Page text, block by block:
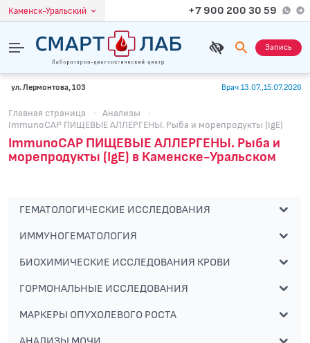
Каменск-Уральский +7 900 200 30 59
Запись
ул. Лермонтова, 103 Врач 13.07.,15.07.2026
Главная страница · Анализы
·
ImmunoCAP ПИЩЕВЫЕ АЛЛЕРГЕНЫ. Рыба и морепродукты (IgE)
ImmunoCAP ПИЩЕВЫЕ АЛЛЕРГЕНЫ. Рыба и
морепродукты (IgE) в Каменске-Уральском
ГЕМАТОЛОГИЧЕСКИЕ ИССЛЕДОВАНИЯ
ИММУНОГЕМАТОЛОГИЯ
БИОХИМИЧЕСКИЕ ИССЛЕДОВАНИЯ КРОВИ
ГОРМОНАЛЬНЫЕ ИССЛЕДОВАНИЯ
МАРКЕРЫ ОПУХОЛЕВОГО РОСТА